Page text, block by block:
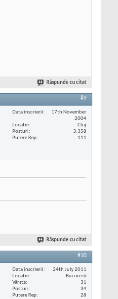
Răspunde cu citat
#9
Data înscrierii
17th November
2004
Locaţie
Cluj
Posturi
3.358
Putere Rep
111
Răspunde cu citat
#10
Data înscrierii
24th July 2011
Locaţie
Bucuresti
Vârstă
31
Posturi
34
Putere Rep
28